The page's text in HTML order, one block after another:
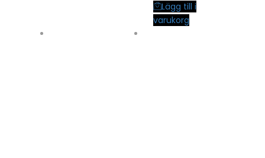
Lägg till i
varukorg